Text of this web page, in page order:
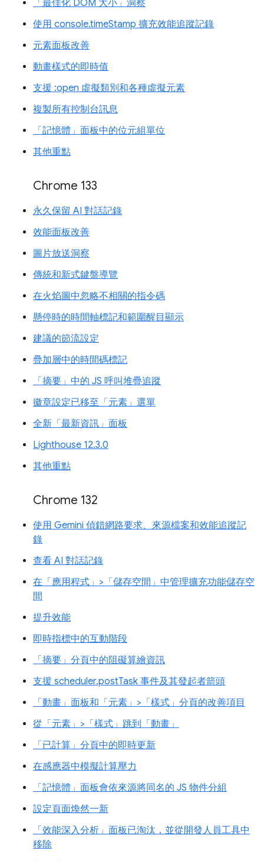
「最佳化 DOM 大小」洞察
使用 console.timeStamp 擴充效能追蹤記錄
元素面板改善
動畫樣式的即時值
支援 :open 虛擬類別和各種虛擬元素
複製所有控制台訊息
「記憶體」面板中的位元組單位
其他重點
Chrome 133
永久保留 AI 對話記錄
效能面板改善
圖片放送洞察
傳統和新式鍵盤導覽
在火焰圖中忽略不相關的指令碼
懸停時的時間軸標記和範圍醒目顯示
建議的節流設定
疊加層中的時間碼標記
「摘要」中的 JS 呼叫堆疊追蹤
徽章設定已移至「元素」選單
全新「最新資訊」面板
Lighthouse 12.3.0
其他重點
Chrome 132
使用 Gemini 偵錯網路要求、來源檔案和效能追蹤記
錄
查看 AI 對話記錄
在「應用程式」>「儲存空間」中管理擴充功能儲存空
間
提升效能
即時指標中的互動階段
「摘要」分頁中的阻礙算繪資訊
支援 scheduler.postTask 事件及其發起者箭頭
「動畫」面板和「元素」>「樣式」分頁的改善項目
從「元素」>「樣式」跳到「動畫」
「已計算」分頁中的即時更新
在感應器中模擬計算壓力
「記憶體」面板會依來源將同名的 JS 物件分組
設定頁面煥然一新
「效能深入分析」面板已淘汰，並從開發人員工具中
移除